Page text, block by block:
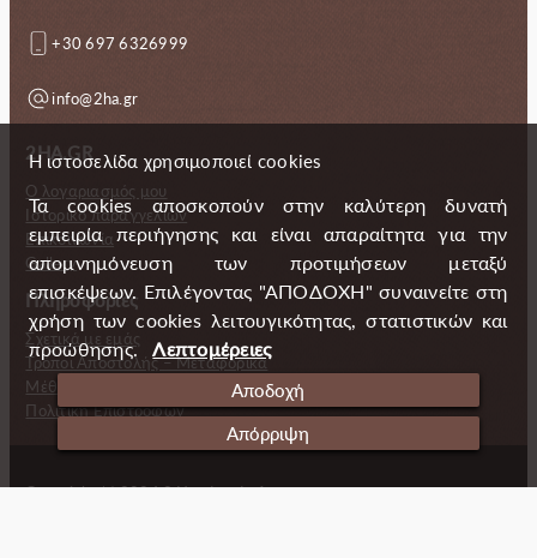
+30 697 6326999
info@2ha.gr
2HA.GR
Ο λογαριασμός μου
Ιστορικό παραγγελιών
Επικοινωνία
Gallery
Πληροφορίες
Σχετικά με εμάς
Τρόποι Αποστολής – Μεταφορικά
Μέθοδοι πληρωμής
Πολιτική Επιστροφών
Copyright (c) 2024 2 Handmade Aprons
Η ιστοσελίδα χρησιμοποιεί cookies
Τα cookies αποσκοπούν στην καλύτερη δυνατή
εμπειρία περιήγησης και είναι απαραίτητα για την
απομνημόνευση των προτιμήσεων μεταξύ
επισκέψεων. Επιλέγοντας "ΑΠΟΔΟΧΗ" συναινείτε στη
χρήση των cookies λειτουγικότητας, στατιστικών και
προώθησης.
Λεπτομέρειες
Αποδοχή
Απόρριψη